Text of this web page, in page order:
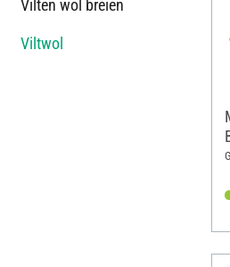
Vilten wol breien
Viltwol